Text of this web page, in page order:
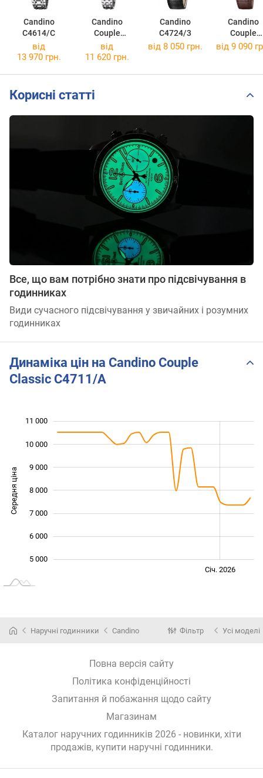
Candino
C4614/C
Candino
Couple
C4703/F
Candino
C4724/3
Candino
Couple
C4726/2
від
13 970 грн.
від
11 620 грн.
від 8 050 грн. від 9 090
Корисні статті
Все, що вам потрібно знати про підсвічування в
годинниках
Види сучасного підсвічування у звичайних і розумних
годинниках
Динаміка цін на Candino Couple
Classic C4711/A
Середня ціна 10 000
5 000
6 000
7 000
8 000
9 000
10 000
11 000
Січ. 2026
Наручні годинники Candino Фільтр Усі моделі
Повна версія сайту
Політика конфіденційності
Запитання й побажання щодо сайту
Магазинам
Каталог наручних годинників 2026 - новинки, хіти
продажів, купити наручні годинники.